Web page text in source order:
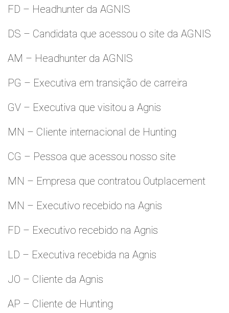
FD – Headhunter da AGNIS
DS – Candidata que acessou o site da AGNIS
AM – Headhunter da AGNIS
PG – Executiva em transição de carreira
GV – Executiva que visitou a Agnis
MN – Cliente internacional de Hunting
CG – Pessoa que acessou nosso site
MN – Empresa que contratou Outplacement
MN – Executivo recebido na Agnis
FD – Executivo recebido na Agnis
LD – Executiva recebida na Agnis
JO – Cliente da Agnis
AP – Cliente de Hunting